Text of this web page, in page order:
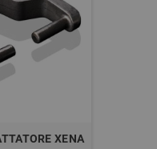
XENA